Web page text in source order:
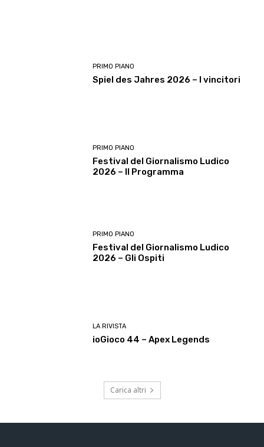
PRIMO PIANO
Spiel des Jahres 2026 – I vincitori
PRIMO PIANO
Festival del Giornalismo Ludico
2026 – Il Programma
PRIMO PIANO
Festival del Giornalismo Ludico
2026 – Gli Ospiti
LA RIVISTA
ioGioco 44 – Apex Legends
Carica altri